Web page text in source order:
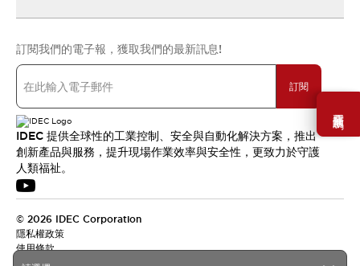
需要幫助嗎？
訂閱我們的電子報，獲取我們的最新訊息!
訂閱
IDEC 提供全球性的工業控制、安全與自動化解決方案，推出
創新產品與服務，提升現場作業效率與安全性，更致力於守護
人類福祉。
© 2026 IDEC Corporation
隱私權政策
使用條款